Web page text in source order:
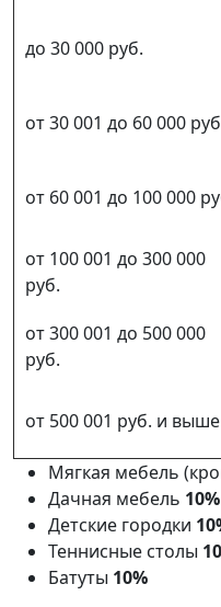
до 30 000 руб.
от 30 001 до 60 000
от 60 001 до 100 000
от 100 001 до 300 000
руб.
от 300 001 до 500 000
руб.
от 500 001 руб. и выше
Мягкая мебель
Дачная мебель 10%
Детские городки
Теннисные столы
Батуты 10%